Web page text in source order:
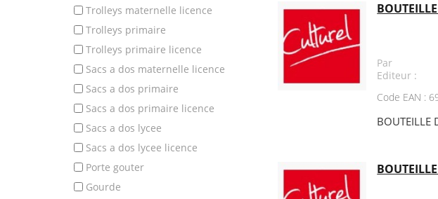
trolleys maternelle licence
trolleys primaire
trolleys primaire licence
sacs a dos maternelle licence
sacs a dos primaire
sacs a dos primaire licence
sacs a dos lycee
sacs a dos lycee licence
porte gouter
gourde
Par
Editeur :
Code EAN :
BOUTEILLE